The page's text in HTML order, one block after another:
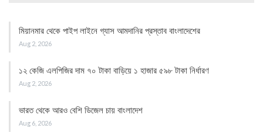
মিয়ানমার থেকে পাইপ লাইনে গ্যাস আমদানির প্রস্তাব বাংলাদেশের
Aug 2, 2026
১২ কেজি এলপিজির দাম ৭০ টাকা বাড়িয়ে ১ হাজার ৫৯৮ টাকা নির্ধারণ
Aug 2, 2026
ভারত থেকে আরও বেশি ডিজেল চায় বাংলাদেশ
Aug 6, 2026